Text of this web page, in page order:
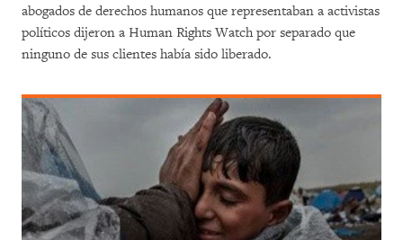
abogados de derechos humanos que representaban a activistas
políticos dijeron a Human Rights Watch por separado que
ninguno de sus clientes había sido liberado.